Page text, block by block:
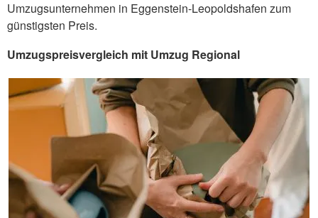
Umzugsunternehmen in Eggenstein-Leopoldshafen zum
günstigsten Preis.
Umzugspreisvergleich mit Umzug Regional